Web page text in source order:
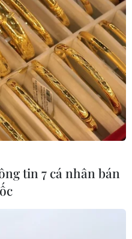
tin 7 cá nhân bán